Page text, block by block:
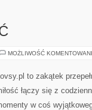
MOŻLIWOŚĆ
to zakątek
łączy się z
w coś